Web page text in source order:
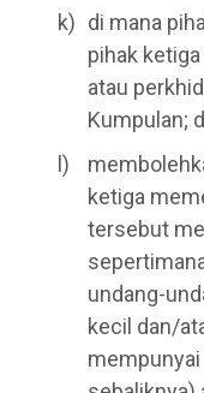
di mana
pihak
atau
Kumpulan;
ketiga
tersebut
undang-
kecil dan/